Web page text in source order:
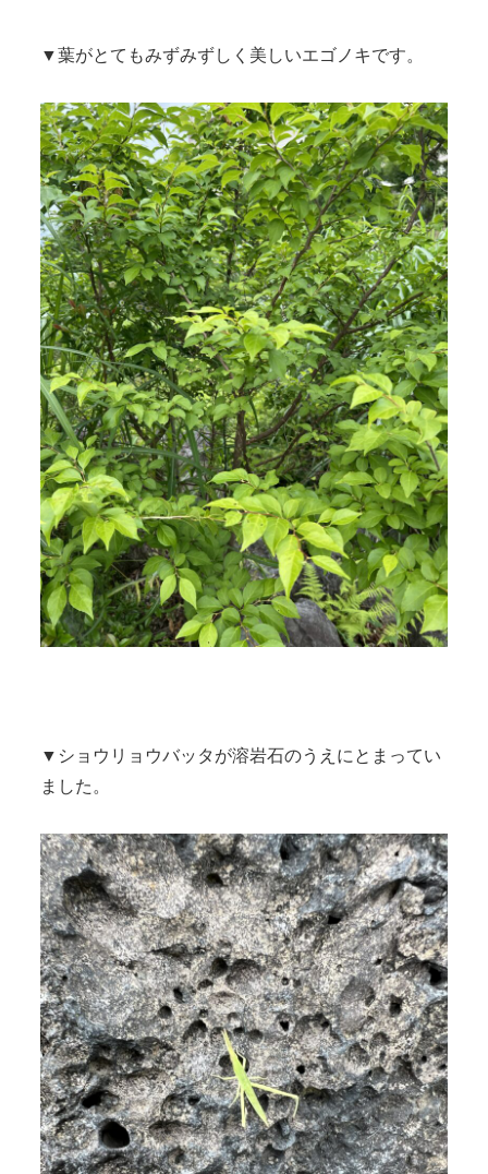
▼葉がとてもみずみずしく美しいエゴノキです。
▼ショウリョウバッタが溶岩石のうえにとまってい
ました。